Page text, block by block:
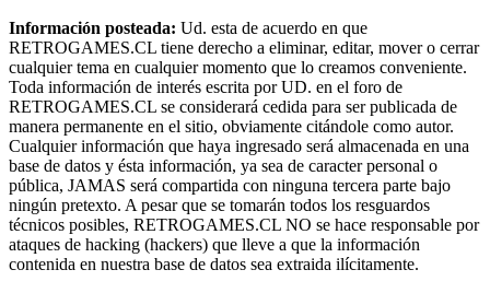
Información posteada: Ud. esta de acuerdo en que
RETROGAMES.CL tiene derecho a eliminar, editar, mover o cerrar
cualquier tema en cualquier momento que lo creamos conveniente.
Toda información de interés escrita por UD. en el foro de
RETROGAMES.CL se considerará cedida para ser publicada de
manera permanente en el sitio, obviamente citándole como autor.
Cualquier información que haya ingresado será almacenada en una
base de datos y ésta información, ya sea de caracter personal o
pública, JAMAS será compartida con ninguna tercera parte bajo
ningún pretexto. A pesar que se tomarán todos los resguardos
técnicos posibles, RETROGAMES.CL NO se hace responsable por
ataques de hacking (hackers) que lleve a que la información
contenida en nuestra base de datos sea extraida ilícitamente.